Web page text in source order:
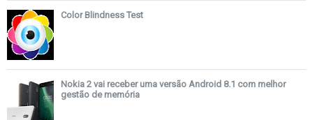
Color Blindness Test
Nokia 2 vai receber uma versão Android 8.1 com melhor
gestão de memória